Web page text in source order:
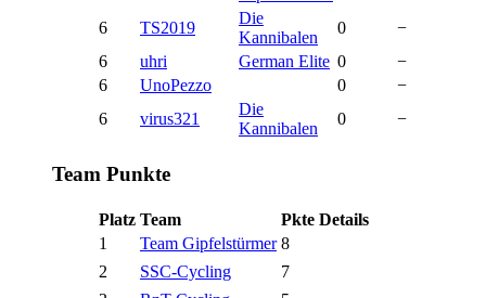
6 TS2019
Die
Kannibalen
0
−
6
uhri German Elite 0
−
6
UnoPezzo 0
−
6
virus321
Die
Kannibalen
0 −
Team Punkte
Platz Team Pkte Details
1
Team Gipfelstürmer 8
2
SSC-Cycling
7